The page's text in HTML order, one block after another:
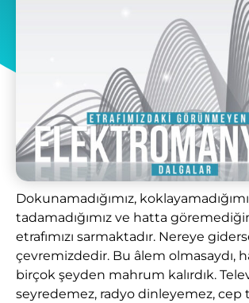
Dokunamadığımız,
tadamadığımız ve hatta
etrafımızı sarmaktadır. Nereye
çevremizdedir. Bu âlem olmasaydı,
birçok şeyden mahrum kalırdık.
seyredemez, radyo dinleyemez, cep